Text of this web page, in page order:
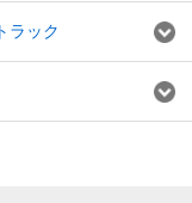
ラック